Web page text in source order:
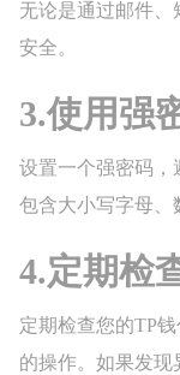
无论是通过邮件
安全。
3.使用强
设置一个强密码，
包含大小写字母、
4.定期检
定期检查您的TP
的操作。如果发现